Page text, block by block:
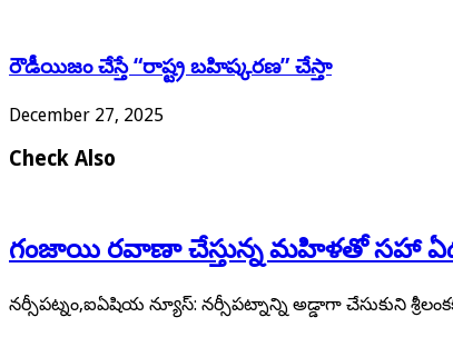
రౌడీయిజం చేస్తే “రాష్ట్ర బహిష్కరణ” చేస్తా
December 27, 2025
Check Also
గంజాయి రవాణా చేస్తున్న మహిళతో సహా
నర్సీపట్నం,ఐఏషియ న్యూస్: నర్సీపట్నాన్ని అడ్డాగా చేసుకుని